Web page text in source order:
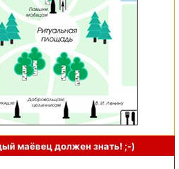
маёвец должензнать! ;-)